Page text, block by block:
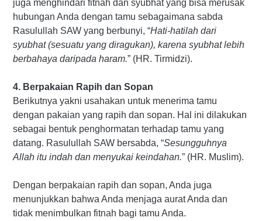
juga menghindari fitnah dan syubhat yang bisa merusak
hubungan Anda dengan tamu sebagaimana sabda
Rasulullah SAW yang berbunyi, “Hati-hatilah dari
syubhat (sesuatu yang diragukan), karena syubhat lebih
berbahaya daripada haram.” (HR. Tirmidzi).
4. Berpakaian Rapih dan Sopan
Berikutnya yakni usahakan untuk menerima tamu
dengan pakaian yang rapih dan sopan. Hal ini dilakukan
sebagai bentuk penghormatan terhadap tamu yang
datang. Rasulullah SAW bersabda, “Sesungguhnya
Allah itu indah dan menyukai keindahan.” (HR. Muslim).
Dengan berpakaian rapih dan sopan, Anda juga
menunjukkan bahwa Anda menjaga aurat Anda dan
tidak menimbulkan fitnah bagi tamu Anda.